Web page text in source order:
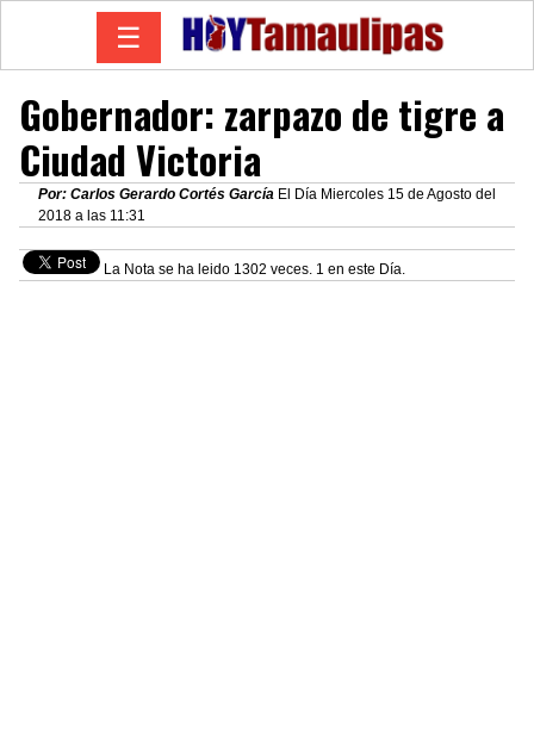
☰
Gobernador: zarpazo de tigre a
Ciudad Victoria
Por: Carlos Gerardo Cortés García El Día Miercoles 15 de Agosto del
2018 a las 11:31
La Nota se ha leido 1302 veces. 1 en este Día.